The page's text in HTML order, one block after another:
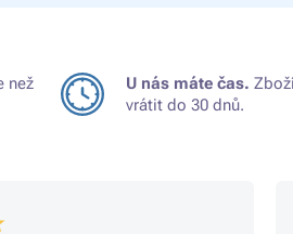
než
U nás máte čas.
vrátit do 30 dnů.